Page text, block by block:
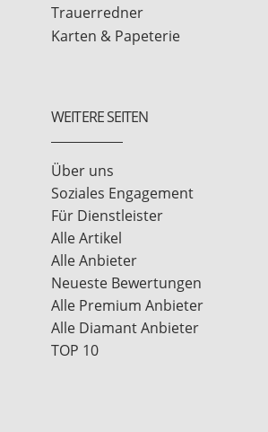
Trauerredner
Karten & Papeterie
WEITERE SEITEN
Über uns
Soziales Engagement
Für Dienstleister
Alle Artikel
Alle Anbieter
Neueste Bewertungen
Alle Premium Anbieter
Alle Diamant Anbieter
TOP 10